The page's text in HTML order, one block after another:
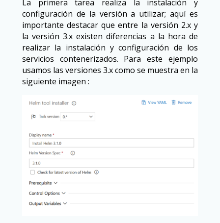
La primera tarea realiza la instalación y
configuración de la versión a utilizar; aquí es
importante destacar que entre la versión 2.x y
la versión 3.x existen diferencias a la hora de
realizar la instalación y configuración de los
servicios contenerizados. Para este ejemplo
usamos las versiones 3.x como se muestra en la
siguiente imagen :